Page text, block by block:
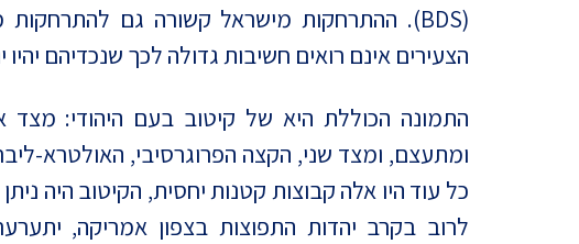
הצעירים אינם רואים חשיבות גדולה לכך שנכדיהם יהיו
התמונה הכוללת היא של קיטוב בעם היהודי: מצד
ומתעצם, ומצד שני, הקצה הפרוגרסיבי, האולטרא-
כל עוד היו אלה קבוצות קטנות יחסית, הקיטוב היה
לרוב בקרב יהדות התפוצות בצפון אמריקה,